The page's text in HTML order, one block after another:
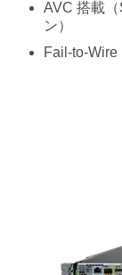
AVC 搭載
ン）
Fail-to-